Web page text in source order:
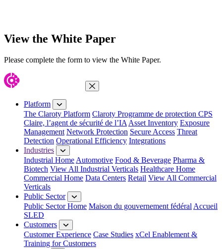
View the White Paper
Please complete the form to view the White Paper.
Close Menu
Platform
The Claroty Platform Claroty Programme de protection CPS
Claire, l’agent de sécurité de l’IA Asset Inventory Exposure
Management Network Protection Secure Access Threat
Detection Operational Efficiency Integrations
Industries
Industrial Home Automotive Food & Beverage Pharma &
Biotech View All Industrial Verticals Healthcare Home
Commercial Home Data Centers Retail View All Commercial
Verticals
Public Sector
Public Sector Home Maison du gouvernement fédéral Accueil
SLED
Customers
Customer Experience Case Studies xCel Enablement &
Training for Customers